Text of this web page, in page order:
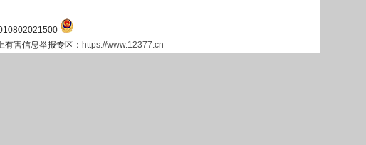
害信息举报专区： https://www.12377.cn